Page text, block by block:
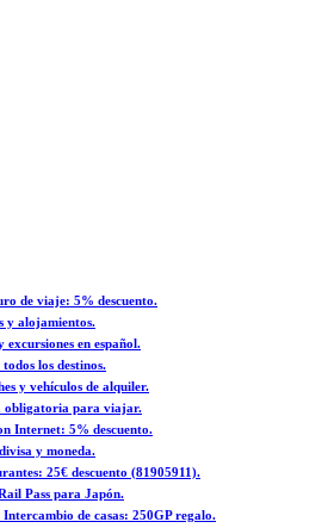
de viaje: 5% descuento.
y alojamientos.
en español.
los destinos.
y vehículos de alquiler.
obligatoria para viajar.
Internet: 5% descuento.
y moneda.
25€ descuento (81905911).
Pass para Japón.
de casas: 250GP regalo.